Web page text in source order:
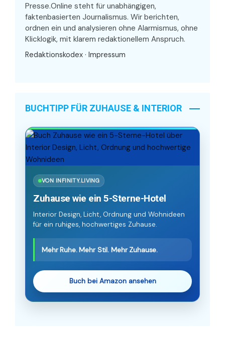
Presse.Online steht für unabhängigen,
faktenbasierten Journalismus. Wir berichten,
ordnen ein und analysieren ohne Alarmismus, ohne
Klicklogik, mit klarem redaktionellem Anspruch.
Redaktionskodex · Impressum
BUCHTIPP FÜR ZUHAUSE & INTERIOR
VON INFINITY.LIVING
Zuhause wie ein 5-Sterne-Hotel
Interior Design, Licht, Ordnung und Wohnideen
für ein ruhiges, hochwertiges Zuhause.
Mehr Ruhe. Mehr Stil. Mehr Zuhause.
Buch bei Amazon ansehen